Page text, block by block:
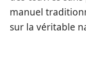
manuel
sur la véritable